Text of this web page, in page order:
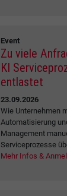
Event
Zu viele
KI
entlastet
23.09.2026
Wie Unternehmen
Automatisierung
Management
Serviceprozesse
Mehr Infos &